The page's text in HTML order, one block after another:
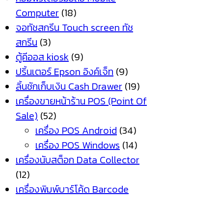
Computer (18)
จอทัชสกรีน Touch screen ทัช
สกรีน (3)
ตู้คีออส kiosk (9)
ปริ้นเตอร์ Epson อิงค์เจ็ท (9)
ลิ้นชักเก็บเงิน Cash Drawer (19)
เครื่องขายหน้าร้าน POS (Point Of
Sale) (52)
เครื่อง POS Android (34)
เครื่อง POS Windows (14)
เครื่องนับสต็อก Data Collector
(12)
เครื่องพิมพ์บาร์โค้ด Barcode